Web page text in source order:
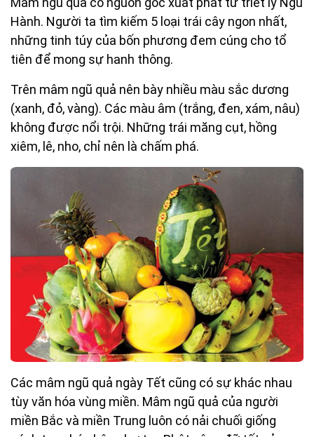
Hành. Người ta tìm kiếm 5 loại trái cây ngon nhất,
những tinh túy của bốn phương đem cúng cho tổ
tiên để mong sự hanh thông.
Trên mâm ngũ quả nên bày nhiều màu sắc dương
(xanh, đỏ, vàng). Các màu âm (trắng, đen, xám, nâu)
không được nổi trội. Những trái măng cụt, hồng
xiêm, lê, nho, chỉ nên là chấm phá.
Các mâm ngũ quả ngày Tết cũng có sự khác nhau
tùy văn hóa vùng miền. Mâm ngũ quả của người
miền Bắc và miền Trung luôn có nải chuối giống